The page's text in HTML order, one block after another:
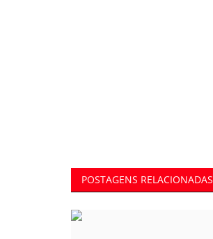
POSTAGENS RELACIONADAS